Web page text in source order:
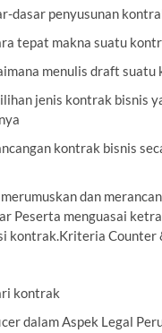
dasar penyusunan
tepat makna suatu
menulis draft suatu
jenis kontrak bisnis
kontrak bisnis
dan
Peserta menguasai
kontrak.Kriteria
kontrak
dalam Aspek Legal